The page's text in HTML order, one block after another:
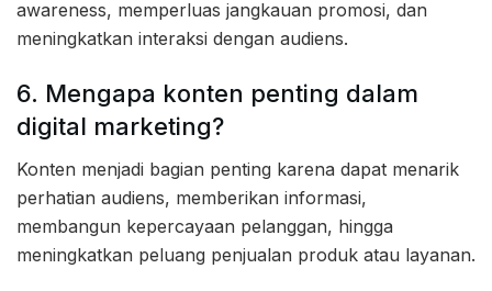
awareness, memperluas jangkauan promosi, dan
meningkatkan interaksi dengan audiens.
6. Mengapa konten penting dalam
digital marketing?
Konten menjadi bagian penting karena dapat menarik
perhatian audiens, memberikan informasi,
membangun kepercayaan pelanggan, hingga
meningkatkan peluang penjualan produk atau layanan.